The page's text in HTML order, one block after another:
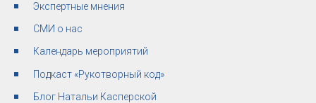
Экспертные мнения
СМИ о нас
Календарь мероприятий
Подкаст «Рукотворный код»
Блог Натальи Касперской